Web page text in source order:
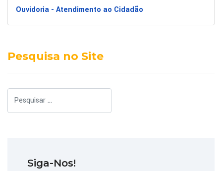
Ouvidoria - Atendimento ao Cidadão
Pesquisa no Site
Siga-Nos!